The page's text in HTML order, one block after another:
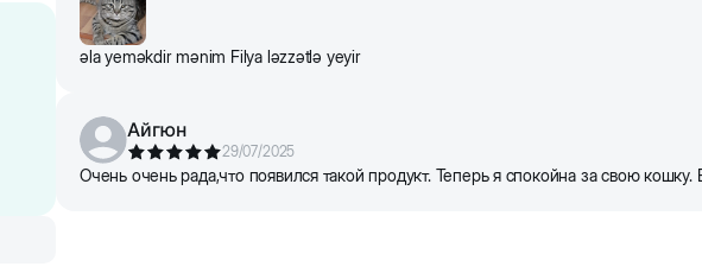
1/2-4/7 43-52 1/3-2/5
əla yeməkdir mənim Filya ləzzətlə yeyir
Айгюн
29/07/2025
Очень очень рада,что появился такой продукт. Теперь я спокойна за свою кошку.